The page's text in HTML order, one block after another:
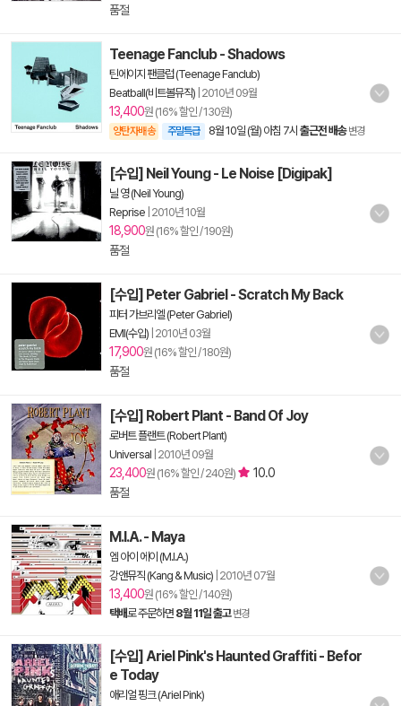
품절
Teenage Fanclub - Shadows
틴에이지 팬클럽 (Teenage Fanclub)
Beatball(비트볼뮤직) 2010년 09월
13,400원 (16% 할인 / 130원)
양탄자배송 주말특급 8월 10일 (월) 아침 7시 출근전 배송 변경
[수입] Neil Young - Le Noise [Digipak]
닐 영 (Neil Young)
Reprise 2010년 10월
18,900원 (16% 할인 / 190원)
품절
[수입] Peter Gabriel - Scratch My Back
피터 가브리엘 (Peter Gabriel)
EMI(수입) 2010년 03월
17,900원 (16% 할인 / 180원)
품절
[수입] Robert Plant - Band Of Joy
로버트 플랜트 (Robert Plant)
Universal 2010년 09월
23,400원 (16% 할인 / 240원)
10.0
품절
M.I.A. - Maya
엠 아이 에이 (M.I.A.)
강앤뮤직 (Kang & Music) 2010년 07월
13,400원 (16% 할인 / 140원)
택배로 주문하면 8월 11일 출고 변경
[수입] Ariel Pink's Haunted Graffiti - Befor
e Today
애리얼 핑크 (Ariel Pink)